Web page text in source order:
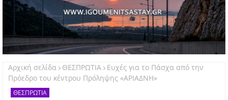
Αρχική σελίδα ΘΕΣΠΡΩΤΙΑ
Ευχές για το Πάσχα από την
Πρόεδρο του κέντρου Πρόληψης «ΑΡΙΑΔΝΗ»
ΘΕΣΠΡΩΤΙΑ